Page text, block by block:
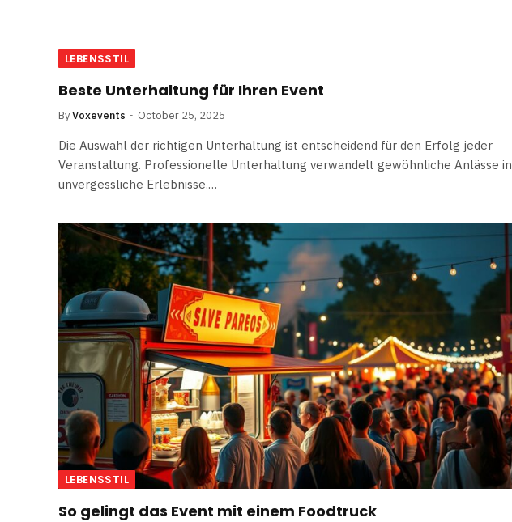
LEBENSSTIL
Beste Unterhaltung für Ihren Event
ByVoxevents October 25, 2025
Die Auswahl der richtigen Unterhaltung ist entscheidend für den Erfolg jeder
Veranstaltung. Professionelle Unterhaltung verwandelt gewöhnliche Anlässe in
unvergessliche Erlebnisse.…
LEBENSSTIL
So gelingt das Event mit einem Foodtruck